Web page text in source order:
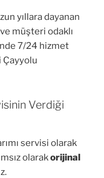
yıllara dayanan
müşteri odaklı
7/24 hizmet
Çayyolu
Verdiği
servisi olarak
olarakorijinal